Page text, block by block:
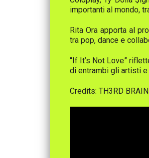
importanti al mondo,
Rita Ora apporta al
tra pop, dance e
“If It’s Not Love”
di entrambi gli artisti
Credits: TH3RD BRAIN